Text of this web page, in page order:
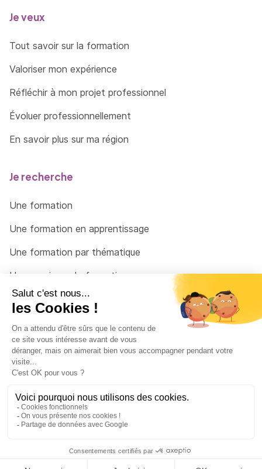
Je veux
Tout savoir sur la formation
Valoriser mon expérience
Réfléchir à mon projet professionnel
Évoluer professionnellement
En savoir plus sur ma région
Je recherche
Une formation
Une formation en apprentissage
Une formation par thématique
Un organisme de formation
Un conseiller
Une solution pour raccrocher
© 2026 - Côté Formations - par Via Compétences
Menu Pied de page
Mentions Légales
Politique de confidentialité